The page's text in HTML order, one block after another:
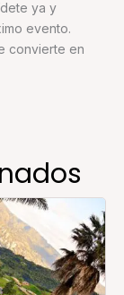
ya y
evento.
convierte en